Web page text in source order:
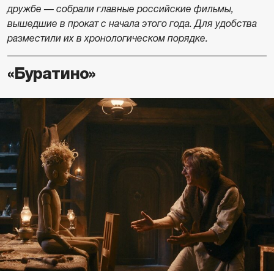
дружбе — собрали главные российские фильмы,
вышедшие в прокат с начала этого года. Для удобства
разместили их в хронологическом порядке.
«Буратино»